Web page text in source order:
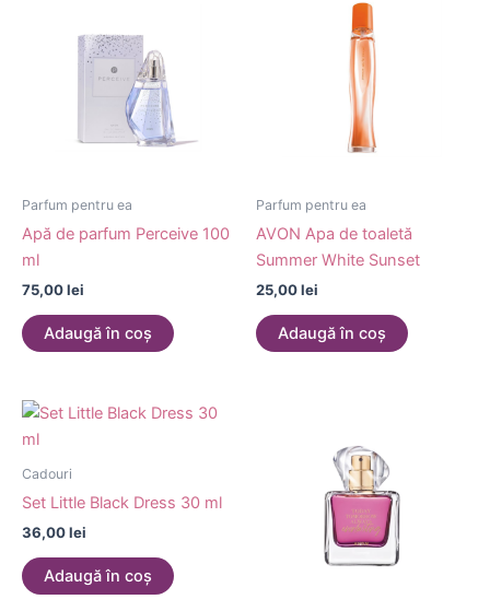
Parfum pentru ea
Apă de parfum Perceive 100
ml
75,00lei
Adaugă în coș
Parfum pentru ea
AVON Apa de toaletă
Summer White Sunset
25,00lei
Adaugă în coș
Cadouri
Set Little Black Dress 30 ml
36,00lei
Adaugă în coș